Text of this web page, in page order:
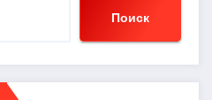
ть
Поиск